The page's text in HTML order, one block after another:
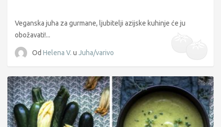
Veganska juha za gurmane, ljubitelji azijske kuhinje će ju
obožavati!...
Od Helena V. u Juha/varivo